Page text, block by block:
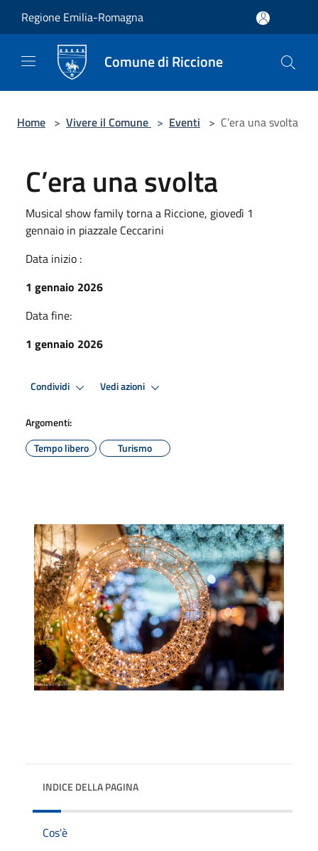
Regione Emilia-Romagna
Comune di Riccione
Home > Vivere il Comune > Eventi > C’era una svolta
C’era una svolta
Musical show family torna a Riccione, giovedì 1
gennaio in piazzale Ceccarini
Data inizio :
1 gennaio 2026
Data fine:
1 gennaio 2026
Condividi Vedi azioni
Argomenti:
Tempo libero
Turismo
INDICE DELLA PAGINA
Cos'è